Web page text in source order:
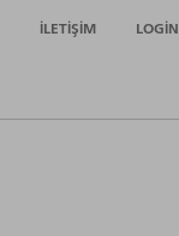
İLETIŞIM LOGIN